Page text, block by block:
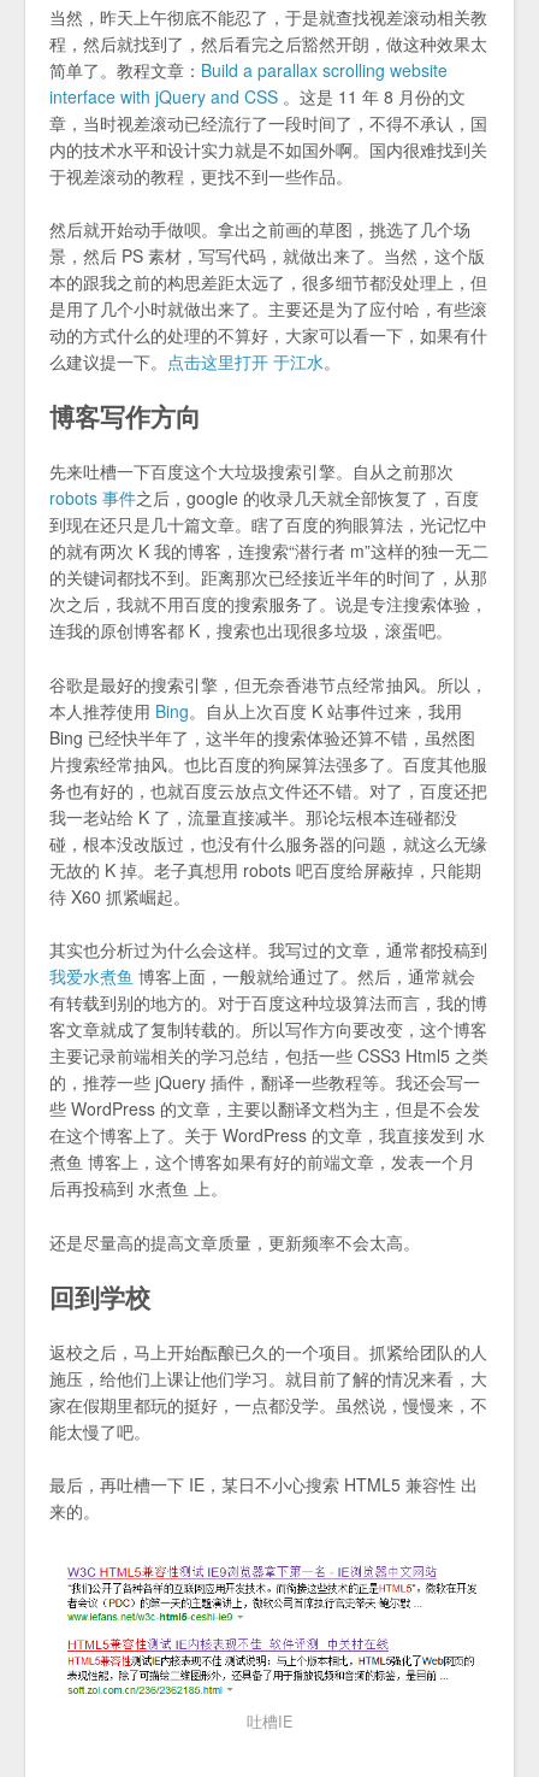
当然，昨天上午彻底不能忍了，于是就查找视差滚动相关教
程，然后就找到了，然后看完之后豁然开朗，做这种效果太
简单了。教程文章： Build a parallax scrolling website
interface with jQuery and CSS 。这是 11 年 8 月份的文
章，当时视差滚动已经流行了一段时间了，不得不承认，国
内的技术水平和设计实力就是不如国外啊。国内很难找到关
于视差滚动的教程，更找不到一些作品。
然后就开始动手做呗。拿出之前画的草图，挑选了几个场
景，然后 PS 素材，写写代码，就做出来了。当然，这个版
本的跟我之前的构思差距太远了，很多细节都没处理上，但
是用了几个小时就做出来了。主要还是为了应付哈，有些滚
动的方式什么的处理的不算好，大家可以看一下，如果有什
么建议提一下。 点击这里打开 于江水。
博客写作方向
先来吐槽一下百度这个大垃圾搜索引擎。自从之前那次
robots 事件之后，google 的收录几天就全部恢复了，百度
到现在还只是几十篇文章。瞎了百度的狗眼算法，光记忆中
的就有两次 K 我的博客，连搜索“潜行者 m”这样的独一无二
的关键词都找不到。距离那次已经接近半年的时间了，从那
次之后，我就不用百度的搜索服务了。说是专注搜索体验，
连我的原创博客都 K，搜索也出现很多垃圾，滚蛋吧。
谷歌是最好的搜索引擎，但无奈香港节点经常抽风。所以，
本人推荐使用 Bing。自从上次百度 K 站事件过来，我用
Bing 已经快半年了，这半年的搜索体验还算不错，虽然图
片搜索经常抽风。也比百度的狗屎算法强多了。百度其他服
务也有好的，也就百度云放点文件还不错。对了，百度还把
我一老站给 K 了，流量直接减半。那论坛根本连碰都没
碰，根本没改版过，也没有什么服务器的问题，就这么无缘
无故的 K 掉。老子真想用 robots 吧百度给屏蔽掉，只能期
待 X60 抓紧崛起。
其实也分析过为什么会这样。我写过的文章，通常都投稿到
我爱水煮鱼 博客上面，一般就给通过了。然后，通常就会
有转载到别的地方的。对于百度这种垃圾算法而言，我的博
客文章就成了复制转载的。所以写作方向要改变，这个博客
主要记录前端相关的学习总结，包括一些 CSS3 Html5 之类
的，推荐一些 jQuery 插件，翻译一些教程等。我还会写一
些 WordPress 的文章，主要以翻译文档为主，但是不会发
在这个博客上了。关于 WordPress 的文章，我直接发到 水
煮鱼 博客上，这个博客如果有好的前端文章，发表一个月
后再投稿到 水煮鱼 上。
还是尽量高的提高文章质量，更新频率不会太高。
回到学校
返校之后，马上开始酝酿已久的一个项目。抓紧给团队的人
施压，给他们上课让他们学习。就目前了解的情况来看，大
家在假期里都玩的挺好，一点都没学。虽然说，慢慢来，不
能太慢了吧。
最后，再吐槽一下 IE，某日不小心搜索 HTML5 兼容性 出
来的。
吐槽IE